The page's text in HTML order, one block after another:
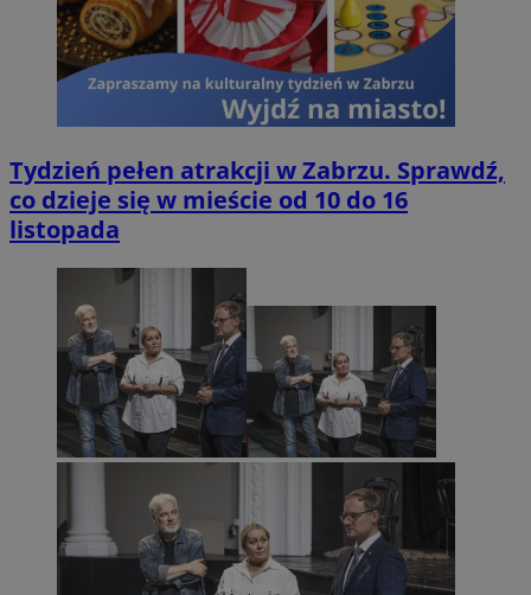
Tydzień pełen atrakcji w Zabrzu. Sprawdź,
co dzieje się w mieście od 10 do 16
listopada